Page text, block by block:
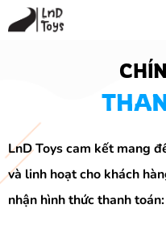
LnD Toys cam kết mang
và linh hoạt cho khách
nhận hình thức thanh toán: